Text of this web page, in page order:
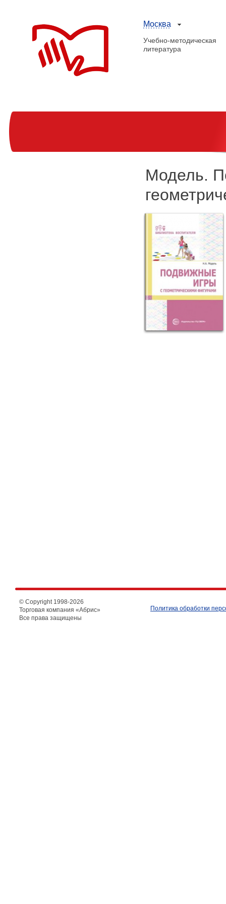
Москва
Учебно-методическая
литература
Модель.
© Copyright 1998-2026
Торговая компания «Абрис»
Все права защищены
Политика обработки